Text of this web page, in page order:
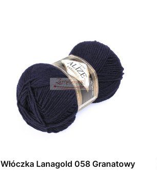
Włóczka Lanagold 058 Granatowy